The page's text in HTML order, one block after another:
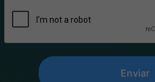
Enviar